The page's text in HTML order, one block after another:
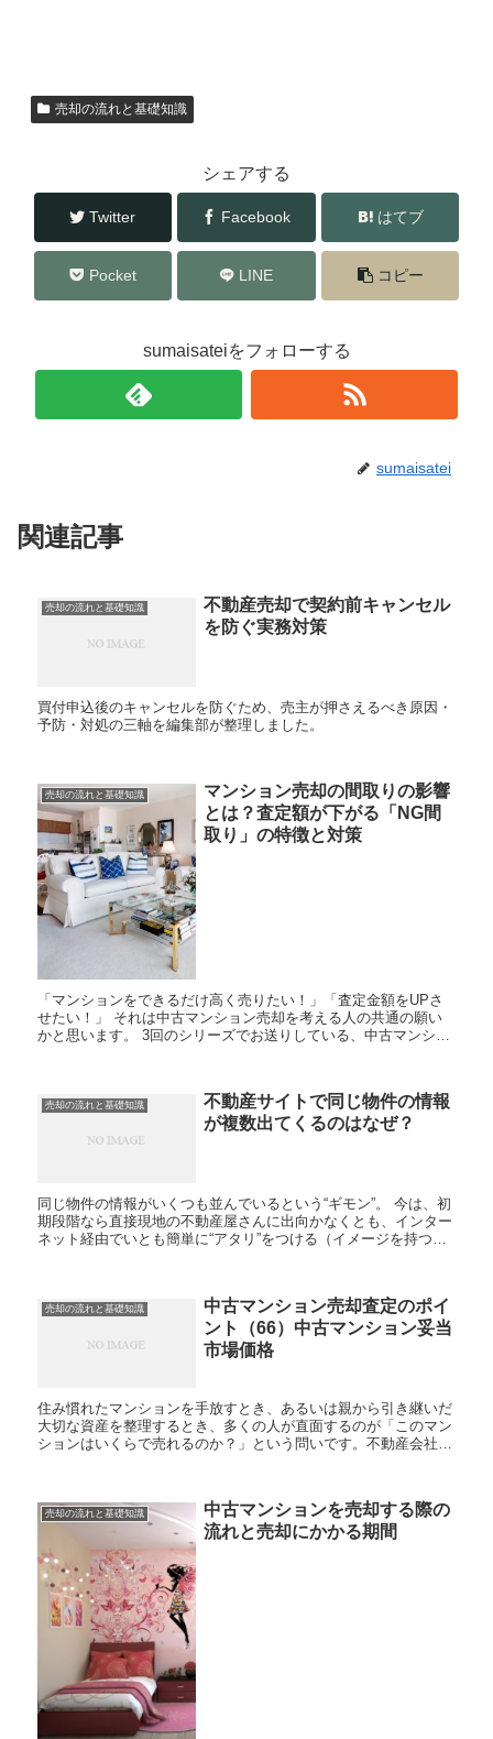
o
k
売却の流れと基礎知識
シェアする
Twitter Facebook はてブ
Pocket LINE コピー
sumaisateiをフォローする
sumaisatei
関連記事
売却の流れと基礎知識
不動産売却で契約前キャンセル
を防ぐ実務対策
買付申込後のキャンセルを防ぐため、売主が押さえるべき原因・
予防・対処の三軸を編集部が整理しました。
売却の流れと基礎知識
マンション売却の間取りの影響
とは？査定額が下がる「NG間
取り」の特徴と対策
「マンションをできるだけ高く売りたい！」「査定金額をUPさ
せたい！」 それは中古マンション売却を考える人の共通の願い
かと思います。 3回のシリーズでお送りしている、中古マンショ
売却の流れと基礎知識
不動産サイトで同じ物件の情報
が複数出てくるのはなぜ？
同じ物件の情報がいくつも並んでいるという“ギモン”。 今は、初
期段階なら直接現地の不動産屋さんに出向かなくとも、インター
ネット経由でいとも簡単に“アタリ”をつける（イメージを持つ）
売却の流れと基礎知識
中古マンション売却査定のポイ
ント（66）中古マンション妥当
市場価格
住み慣れたマンションを手放すとき、あるいは親から引き継いだ
大切な資産を整理するとき、多くの人が直面するのが「このマン
ションはいくらで売れるのか？」という問いです。不動産会社か
売却の流れと基礎知識
中古マンションを売却する際の
流れと売却にかかる期間